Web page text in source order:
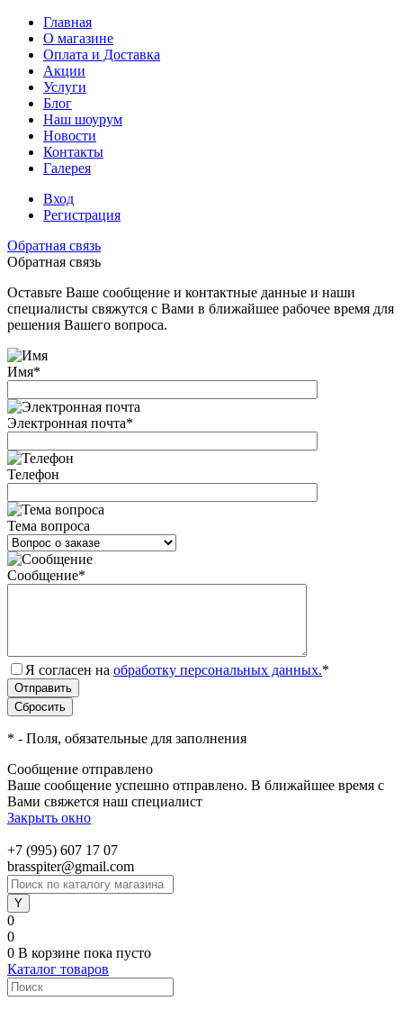
Главная
О магазине
Оплата и Доставка
Акции
Услуги
Блог
Наш шоурум
Новости
Контакты
Галерея
Вход
Регистрация
Обратная связь
Обратная связь
Оставьте Ваше сообщение и контактные данные и наши
специалисты свяжутся с Вами в ближайшее рабочее время для
решения Вашего вопроса.
Имя*
Электронная почта*
Телефон
Тема вопроса
Сообщение*
Я согласен на обработку персональных данных.*
* - Поля, обязательные для заполнения
Сообщение отправлено
Ваше сообщение успешно отправлено. В ближайшее время с
Вами свяжется наш специалист
Закрыть окно
+7 (995) 607 17 07
brasspiter@gmail.com
0
0
0 В корзине пока пусто
Каталог товаров